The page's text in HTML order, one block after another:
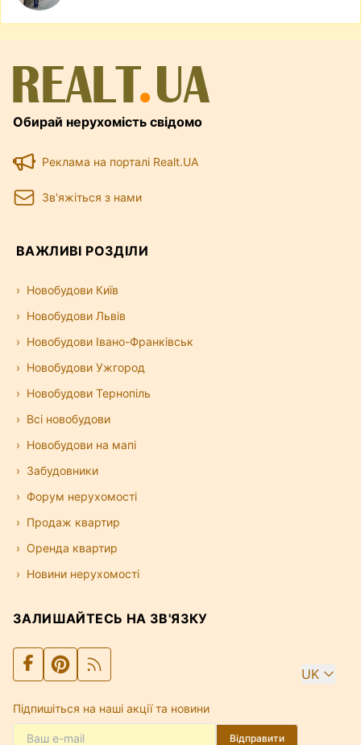
Обирай нерухомість свідомо
Реклама на порталі Realt.UA
Зв'яжіться з нами
ВАЖЛИВІ РОЗДІЛИ
Новобудови Київ
Новобудови Львів
Новобудови Івано-Франківськ
Новобудови Ужгород
Новобудови Тернопіль
Всі новобудови
Новобудови на мапі
Забудовники
Форум нерухомості
Продаж квартир
Оренда квартир
Новини нерухомості
ЗАЛИШАЙТЕСЬ НА ЗВ'ЯЗКУ
UK
Підпишіться на наші акції та новини
Відправити